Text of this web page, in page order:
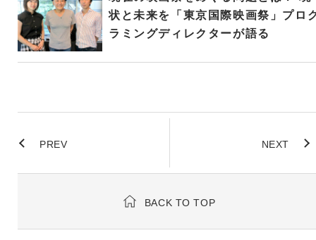
状と未来を「東京国際映画祭」プロ
ラミングディレクターが語る
PREV NEXT
BACK TO TOP